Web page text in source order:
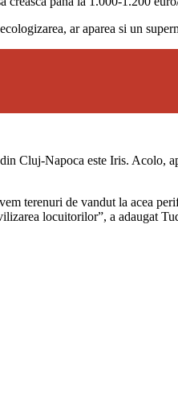
ar aparea si un
Cluj-Napoca este Iris. Acolo,
terenuri de vandut la acea
locuitorilor”, a adaugat